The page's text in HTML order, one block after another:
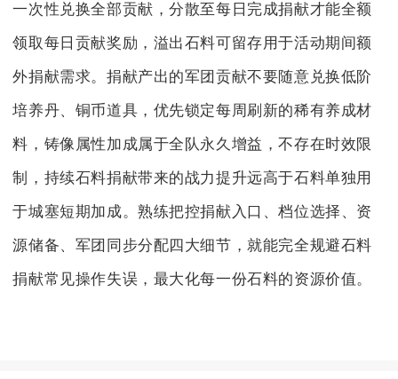
一次性兑换全部贡献，分散至每日完成捐献才能全额
领取每日贡献奖励，溢出石料可留存用于活动期间额
外捐献需求。捐献产出的军团贡献不要随意兑换低阶
培养丹、铜币道具，优先锁定每周刷新的稀有养成材
料，铸像属性加成属于全队永久增益，不存在时效限
制，持续石料捐献带来的战力提升远高于石料单独用
于城塞短期加成。熟练把控捐献入口、档位选择、资
源储备、军团同步分配四大细节，就能完全规避石料
捐献常见操作失误，最大化每一份石料的资源价值。